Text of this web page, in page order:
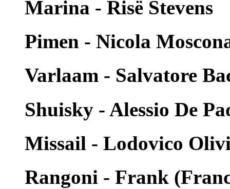
Marina - Risë Stevens
Pimen - Nicola
Varlaam - Salvatore
Shuisky - Alessio De
Missail - Lodovico
Rangoni - Frank